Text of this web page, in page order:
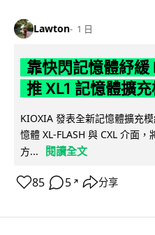
Lawton 1 日
靠快閃記憶體紓緩
推 XL1 記憶體擴充
KIOXIA 發表全新記憶體擴充
憶體 XL-FLASH 與 CXL 介面
方...
閱讀全文
85 5 ↗ 分享